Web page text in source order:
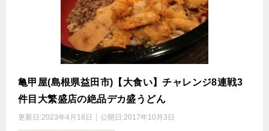
亀甲屋(島根県益田市)【大食い】チャレンジ8連戦3
件目大繁盛店の絶品デカ盛うどん
更新日:2023年4月18日 公開日:2017年10月3日